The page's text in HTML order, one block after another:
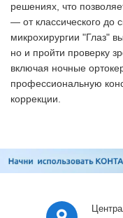
решениях, что
— от классического до
микрохирургии "Глаз"
но и пройти проверку
включая ночные
профессиональную
коррекции.